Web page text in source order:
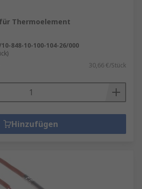
Thermoelement
10-848-10-100-104-26/000
30,66 €/Stück
Hinzufügen